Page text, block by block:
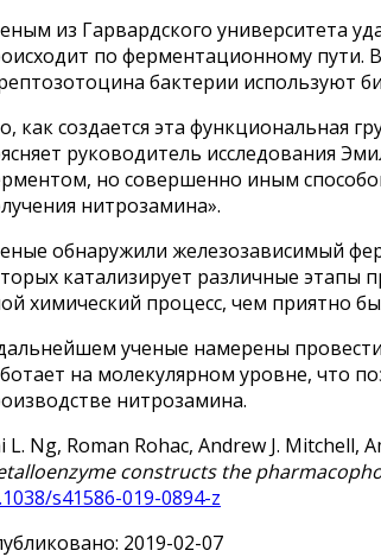
из Гарвардского университета
по ферментационному пути.
бактерии используют
как создается эта функциональная
руководитель исследования
но совершенно иным
нитрозамина».
обнаружили железозависимый
катализирует различные этапы
химический процесс, чем приятно
ученые намерены
на молекулярном уровне, что
нитрозамина.
L. Ng, Roman Rohac, Andrew J. Mitchell,
constructs the
s41586-019-0894-z
2019-02-07